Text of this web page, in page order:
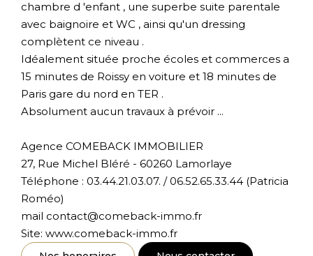
chambre d 'enfant , une superbe suite parentale
avec baignoire et WC , ainsi qu'un dressing
complètent ce niveau .
Idéalement située proche écoles et commerces a
15 minutes de Roissy en voiture et 18 minutes de
Paris gare du nord en TER .
Absolument aucun travaux à prévoir ...
Agence COMEBACK IMMOBILIER
27, Rue Michel Bléré - 60260 Lamorlaye
Téléphone : 03.44.21.03.07. / 06.52.65.33.44 (Patricia
Roméo)
mail contact@comeback-immo.fr
Site: www.comeback-immo.fr